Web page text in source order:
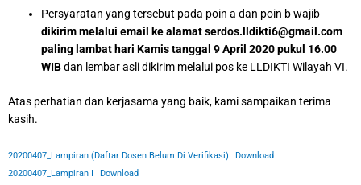
Persyaratan yang tersebut pada poin a dan poin b wajib
dikirimmelalui email ke alamat serdos.lldikti6@gmail.com
paling lambat hariKamistanggal9April 2020pukul 16.00
WIBdan lembar asli dikirim melalui pos ke LLDIKTI Wilayah VI.
Atas perhatian dan kerjasama yang baik, kami sampaikan terima
kasih.
20200407_Lampiran (Daftar Dosen Belum Di Verifikasi)
Download
20200407_Lampiran I
Download